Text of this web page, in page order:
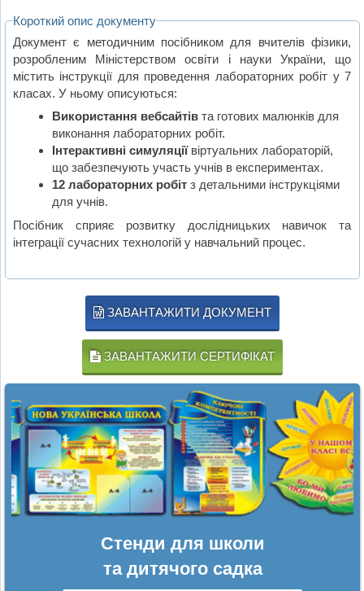
Короткий опис документу
Документ є методичним посібником для вчителів фізики,
розробленим Міністерством освіти і науки України, що
містить інструкції для проведення лабораторних робіт у 7
класах. У ньому описуються:
Використання вебсайтівта готових малюнків для
виконання лабораторних робіт.
Інтерактивні симуляціївіртуальних лабораторій,
що забезпечують участь учнів в експериментах.
12 лабораторних робітз детальними інструкціями
для учнів.
Посібник сприяє розвитку дослідницьких навичок та
інтеграції сучасних технологій у навчальний процес.
ЗАВАНТАЖИТИ ДОКУМЕНТ
ЗАВАНТАЖИТИ СЕРТИФІКАТ
Стенди для школи
та дитячого садка